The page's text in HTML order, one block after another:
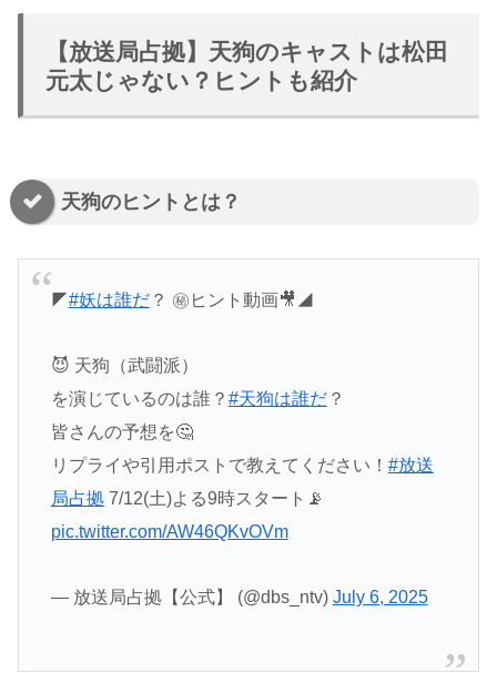
【放送局占拠】天狗のキャストは松田
元太じゃない？ヒントも紹介
天狗のヒントとは？
◤#妖は誰だ？ ㊙️ヒント動画🎥◢
😈 天狗（武闘派）
を演じているのは誰？ #天狗は誰だ？
皆さんの予想を🤔
リプライや引用ポストで教えてください！ #放送
局占拠7/12(土)よる9時スタート📡
pic.twitter.com/AW46QKvOVm
— 放送局占拠【公式】 (@dbs_ntv) July 6, 2025